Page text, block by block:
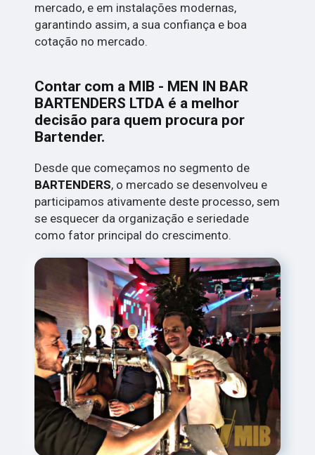
mercado, e em instalações modernas,
garantindo assim, a sua confiança e boa
cotação no mercado.
Contar com a MIB - MEN IN BAR
BARTENDERS LTDA é a melhor
decisão para quem procura por
Bartender.
Desde que começamos no segmento de
BARTENDERS, o mercado se desenvolveu e
participamos ativamente deste processo, sem
se esquecer da organização e seriedade
como fator principal do crescimento.